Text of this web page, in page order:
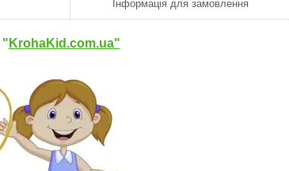
Інформація для замовлення
" KrohaKid.com.ua"